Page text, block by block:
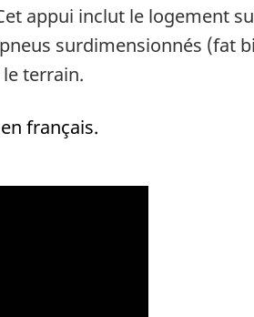
appui inclut le logement
surdimensionnés (fat
terrain.
français.